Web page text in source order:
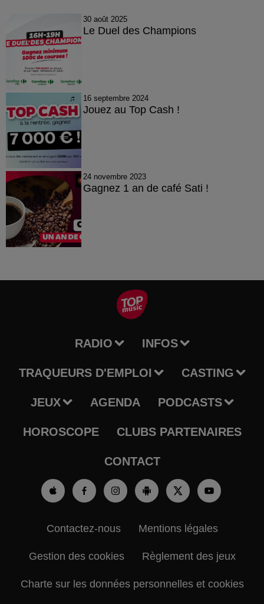
30 août 2025
Le Duel des Champions
16 septembre 2024
Jouez au Top Cash !
24 novembre 2023
Gagnez 1 an de café Sati !
RADIO INFOS
TRAQUEURS D'EMPLOI CASTING
JEUX AGENDA PODCASTS
HOROSCOPE CLUBS PARTENAIRES
CONTACT
Contactez-nous Mentions légales
Gestion des cookies Règlement des jeux
Charte sur les données personnelles et cookies